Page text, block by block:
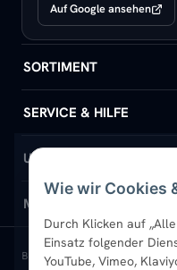
Wie wir Cookies
Durch Klicken auf
Einsatz folgender
YouTube, Vimeo,
Auf Google ansehen
SORTIMENT
Badheizkörper
Handtuchheizkörper
Design-Heizkörper
Paneelheizkörper
SERVICE & HILFE
Hilfe & Kontakt
Versand & Lieferung
Rückgabe & Widerruf
UNTERNEHMEN
Wir über uns
Standort & Abholung
MEIN KONTO
Anmelden / Mein Konto
BELIEBTE KATEGORIEN